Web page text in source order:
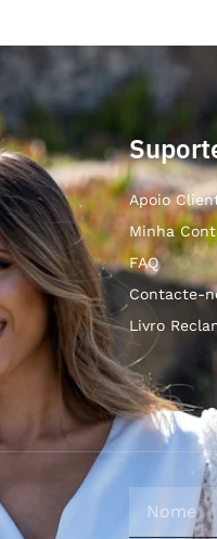
Apoio
Minha
FAQ
Contacte-
Livro